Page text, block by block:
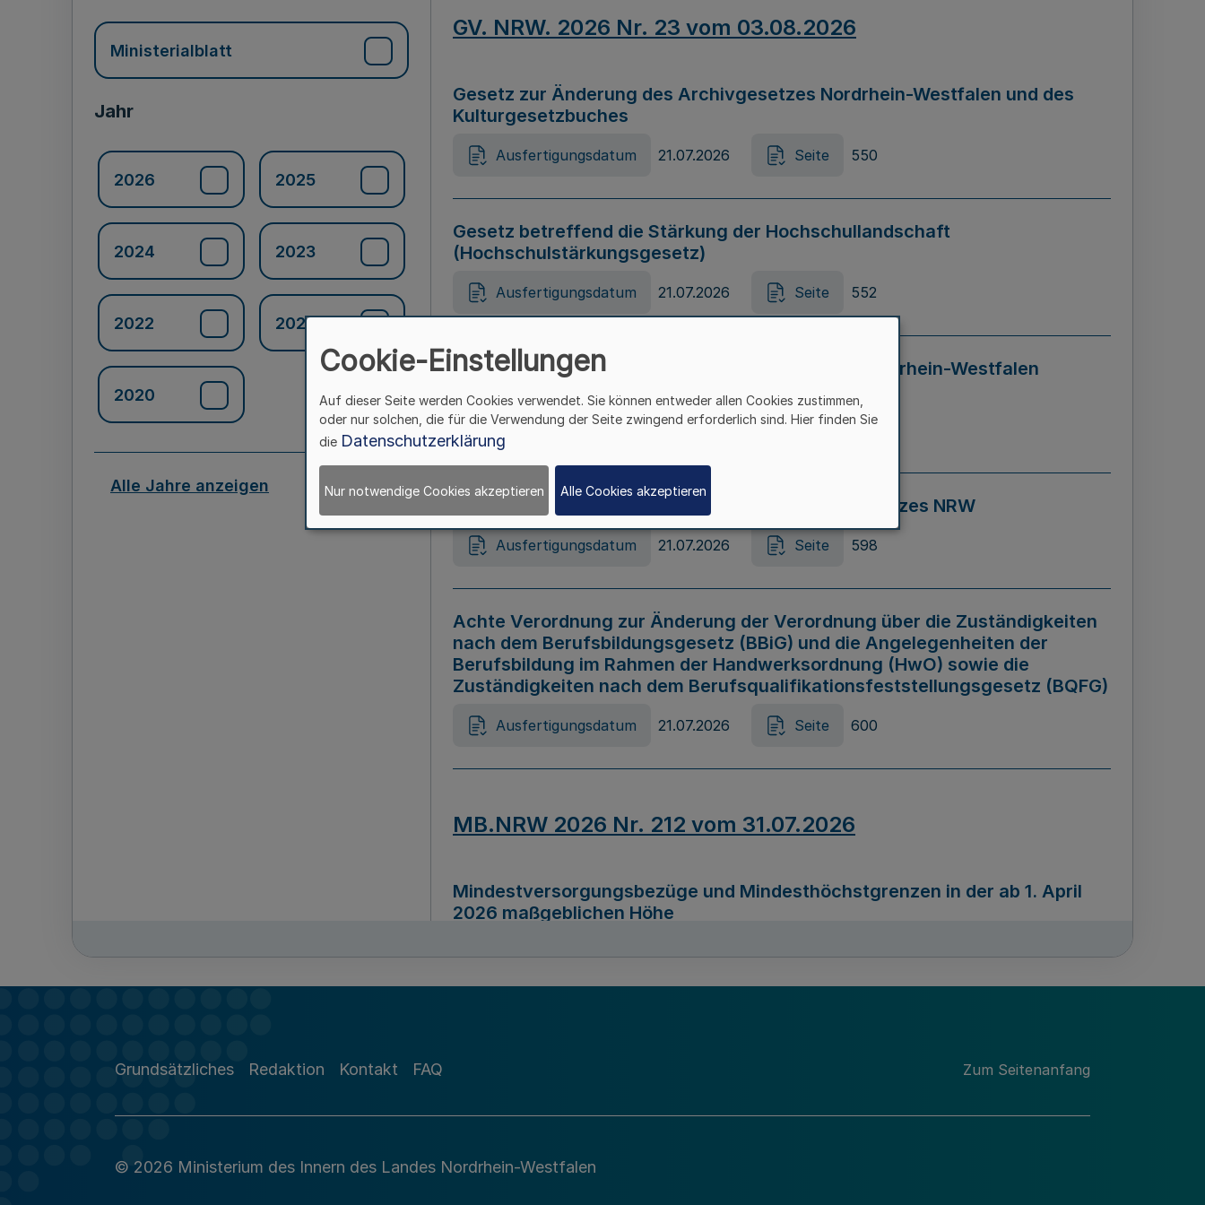
Ministerialblatt
Jahr
2026 2025
2024 2023
2022 2021
2020
Alle Jahre anzeigen
GV. NRW. 2026 Nr. 23 vom 03.08.2026
Gesetz zur Änderung des Archivgesetzes Nordrhein-Westfalen und des
Kulturgesetzbuches
Ausfertigungsdatum 21.07.2026 Seite 550
Gesetz betreffend die Stärkung der Hochschullandschaft
(Hochschulstärkungsgesetz)
Ausfertigungsdatum 21.07.2026 Seite 552
Gesetz zur Vermeidung von Diskriminierung in Nordrhein-Westfalen
(Landesantidiskriminierungsgesetz – LADG NRW)
Ausfertigungsdatum 21.07.2026 Seite 595
Gesetz zur Änderung des Online-Casinospiel Gesetzes NRW
Ausfertigungsdatum 21.07.2026 Seite 598
Achte Verordnung zur Änderung der Verordnung über die Zuständigkeiten
nach dem Berufsbildungsgesetz (BBiG) und die Angelegenheiten der
Berufsbildung im Rahmen der Handwerksordnung (HwO) sowie die
Zuständigkeiten nach dem Berufsqualifikationsfeststellungsgesetz (BQFG)
Ausfertigungsdatum 21.07.2026 Seite 600
MB.NRW 2026 Nr. 212 vom 31.07.2026
Mindestversorgungsbezüge und Mindesthöchstgrenzen in der ab 1. April
2026 maßgeblichen Höhe
Richtlinie zur Durchführung des Förderprogramms „Mittelstand Innovativ &
Grundsätzliches Redaktion Kontakt FAQ Zum Seitenanfang
© 2026 Ministerium des Innern des Landes Nordrhein-Westfalen
Cookie-Einstellungen
Auf dieser Seite werden Cookies verwendet. Sie können entweder allen Cookies zustimmen,
oder nur solchen, die für die Verwendung der Seite zwingend erforderlich sind. Hier finden Sie
die Datenschutzerklärung
Nur notwendige Cookies akzeptieren Alle Cookies akzeptieren